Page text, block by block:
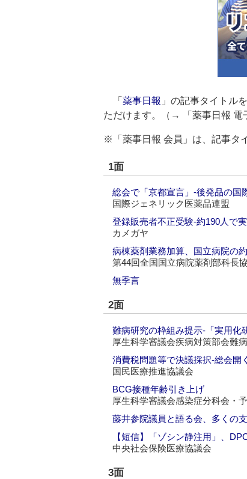
「 薬事日報 」の記事タイトル
ただけます。（→
「薬事日報 電
※「薬事日報 会員」は、記事タ
1面
総会で「京都宣言」‐後発品の国
国際ジェネリック医薬品連盟
登録販売者不正受験‐約190人で
カメガヤ
病棟薬剤業務加算、国立病院の
第44回全国国立病院薬剤部科長
無季言
2面
難病研究の枠組み提示‐「実用化
厚生科学審議会疾病対策部会難
消費税問題等で決議採択‐総会開く
国民医療推進協議会
BCG接種年齢引き上げ
厚生科学審議会感染症分科会・
藤井参院議員と語る会、多くの
【短信】「ゾシン静注用」、
中央社会保険医療協議会
3面